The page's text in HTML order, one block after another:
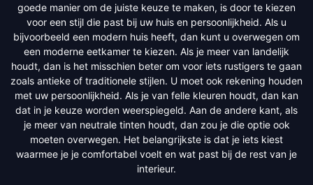
goede manier om de juiste keuze te maken, is door te kiezen
voor een stijl die past bij uw huis en persoonlijkheid. Als u
bijvoorbeeld een modern huis heeft, dan kunt u overwegen om
een moderne eetkamer te kiezen. Als je meer van landelijk
houdt, dan is het misschien beter om voor iets rustigers te gaan
zoals antieke of traditionele stijlen. U moet ook rekening houden
met uw persoonlijkheid. Als je van felle kleuren houdt, dan kan
dat in je keuze worden weerspiegeld. Aan de andere kant, als
je meer van neutrale tinten houdt, dan zou je die optie ook
moeten overwegen. Het belangrijkste is dat je iets kiest
waarmee je je comfortabel voelt en wat past bij de rest van je
interieur.